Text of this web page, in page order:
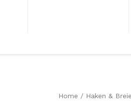
Home Haken &